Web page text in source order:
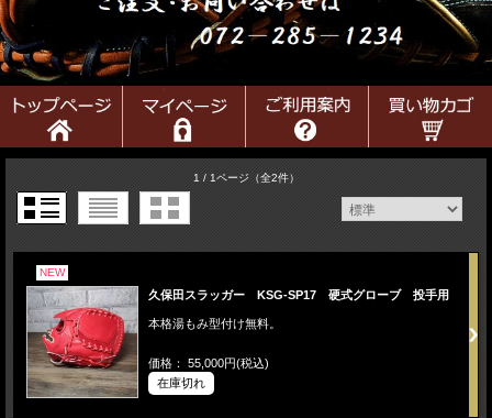
1 / 1ページ（全2件）
NEW
久保田スラッガー KSG-SP17 硬式グローブ 投手用
本格湯もみ型付け無料。
価格： 55,000円(税込)
在庫切れ